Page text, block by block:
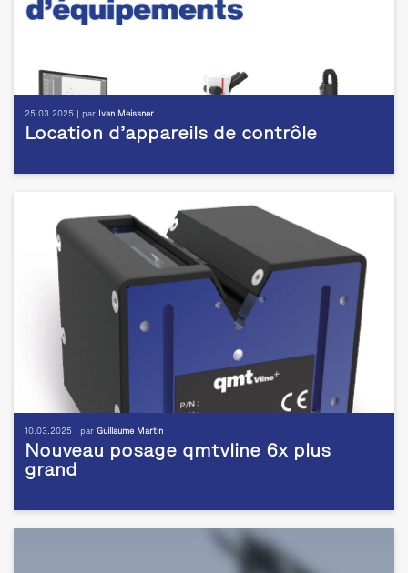
25.03.2025 | par Ivan Meissner
Location d’appareils de contrôle
10.03.2025 | par Guillaume Martin
Nouveau posage qmtvline 6x plus
grand